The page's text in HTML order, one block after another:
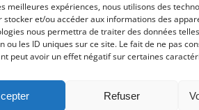
meilleures expériences, nous utilisons des
stocker et/ou accéder aux informations des
nous permettra de traiter des données
ou les ID uniques sur ce site. Le fait de ne pas
peut avoir un effet négatif sur certaines
Refuser
Youtube